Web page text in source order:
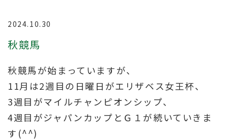
2024.10.30
秋競馬
秋競馬が始まっていますが、
11月は2週目の日曜日がエリザベス女王杯、
3週目がマイルチャンピオンシップ、
4週目がジャパンカップとＧ１が続いていきま
す(^^)